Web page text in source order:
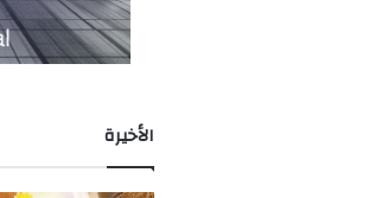
الأخيرة